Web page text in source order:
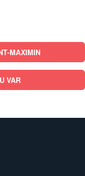
MAXIMIN
VAR